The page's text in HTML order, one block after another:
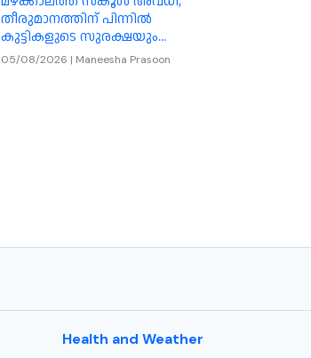
തീരുമാനത്തിന് പിന്നിൽ
കുട്ടികളുടെ സുരക്ഷയും
യാഥാർഥ്യ സാഹചര്യങ്ങളും:
05/08/2026 | Maneesha Prasoon
Health and Weather